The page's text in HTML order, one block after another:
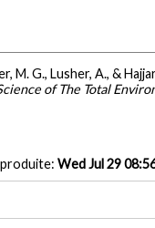
M. G., Lusher, A., &
of The Total
Wed Jul 29